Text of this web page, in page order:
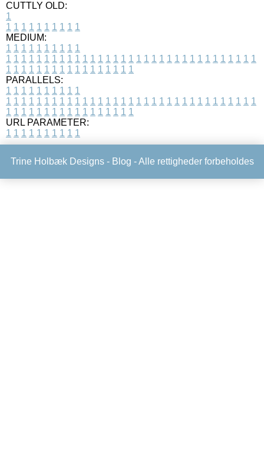
CUTTLY OLD:
1
1 1 1 1 1 1 1 1 1 1
MEDIUM:
1 1 1 1 1 1 1 1 1 1
1 1 1 1 1 1 1 1 1 1 1 1 1 1 1 1 1 1 1 1 1 1 1 1 1 1 1 1 1 1 1 1 1
1 1 1 1 1 1 1 1 1 1 1 1 1 1 1 1 1
PARALLELS:
1 1 1 1 1 1 1 1 1 1
1 1 1 1 1 1 1 1 1 1 1 1 1 1 1 1 1 1 1 1 1 1 1 1 1 1 1 1 1 1 1 1 1
1 1 1 1 1 1 1 1 1 1 1 1 1 1 1 1 1
URL PARAMETER:
1 1 1 1 1 1 1 1 1 1
Trine Holbæk Designs - Blog - Alle rettigheder forbeholdes